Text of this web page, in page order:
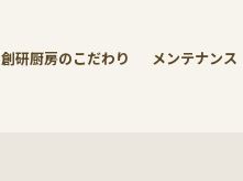
創研厨房のこだわり メンテナンス